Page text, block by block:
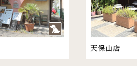
天保山店